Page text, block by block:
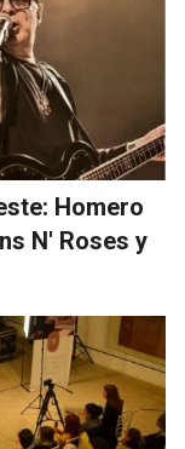
Homero
N' Roses y